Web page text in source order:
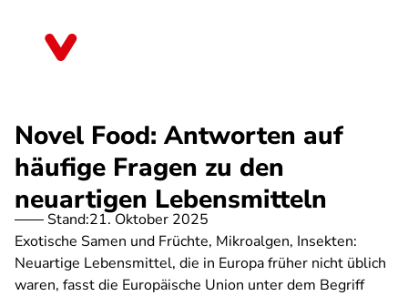
Novel Food: Antworten auf
häufige Fragen zu den
neuartigen Lebensmitteln
Stand:21. Oktober 2025
Exotische Samen und Früchte, Mikroalgen, Insekten:
Neuartige Lebensmittel, die in Europa früher nicht üblich
waren, fasst die Europäische Union unter dem Begriff